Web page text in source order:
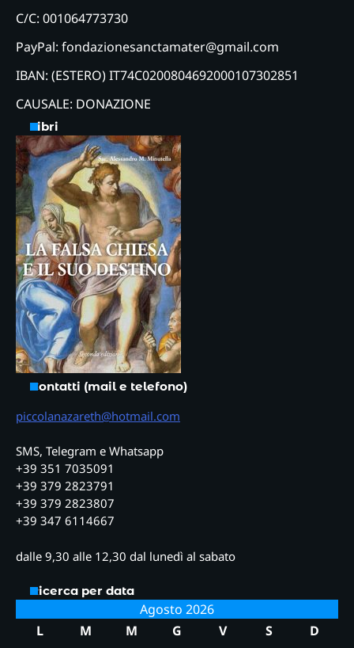
C/C: 001064773730
PayPal: fondazionesanctamater@gmail.com
IBAN: (ESTERO) IT74C0200804692000107302851
CAUSALE: DONAZIONE
Libri
Contatti (mail e telefono)
piccolanazareth@hotmail.com
SMS, Telegram e Whatsapp
+39 351 7035091
+39 379 2823791
+39 379 2823807
+39 347 6114667
dalle 9,30 alle 12,30 dal lunedì al sabato
Ricerca per data
Agosto 2026
L
M M G V S
D